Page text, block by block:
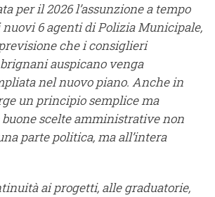
per il 2026 l’assunzione a tempo
6 agenti di Polizia Municipale,
previsione che i consiglieri
auspicano venga
nel nuovo piano. Anche in
un principio semplice ma
scelte amministrative non
parte politica, ma all’intera
ai progetti, alle graduatorie,